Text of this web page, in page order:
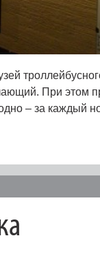
При этом
– за каждый